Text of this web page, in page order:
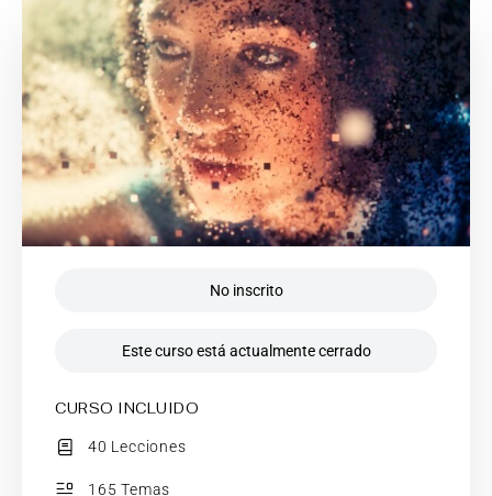
No inscrito
Este curso está actualmente cerrado
CURSO INCLUIDO
40 Lecciones
165 Temas